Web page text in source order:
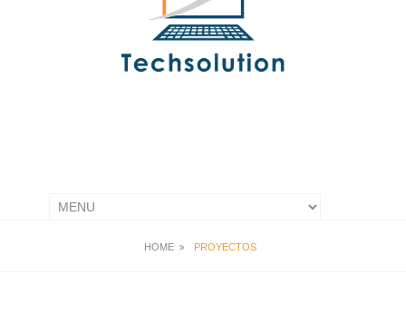
HOME PROYECTOS